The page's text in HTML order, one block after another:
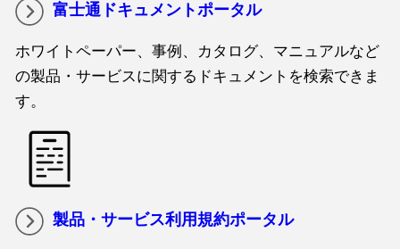
富士通ドキュメントポータル
ホワイトペーパー、事例、カタログ、マニュアルなど
の製品・サービスに関するドキュメントを検索できま
す。
製品・サービス利用規約ポータル